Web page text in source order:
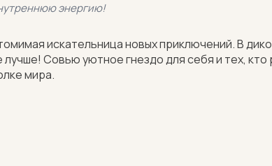
энергию!
искательница новых приключений. В
лучше! Совью уютное гнездо для себя и тех,
мира.